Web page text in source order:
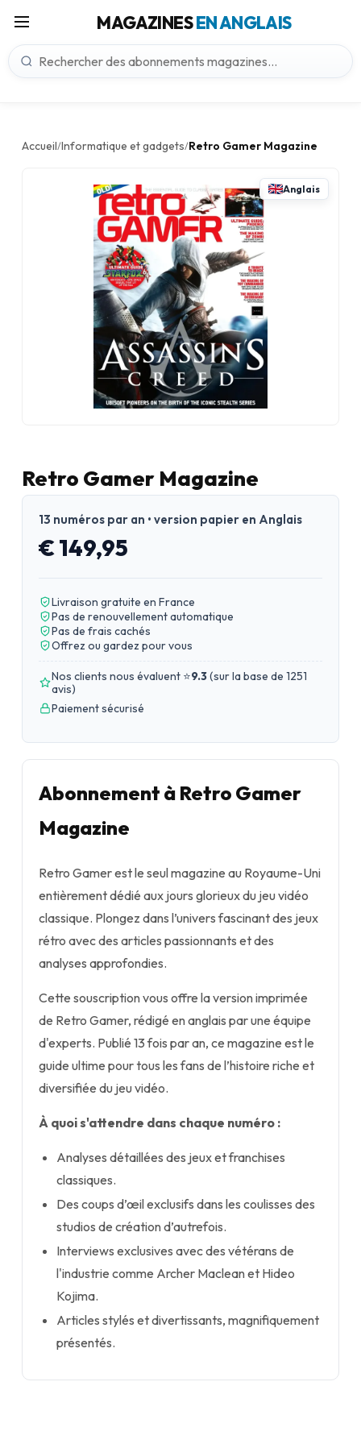
MAGAZINESEN ANGLAIS
Accueil/Informatique et gadgets/Retro Gamer Magazine
Anglais
Retro Gamer Magazine
13 numéros par an • version papier en Anglais
€ 149,95
Livraison gratuite en France
Pas de renouvellement automatique
Pas de frais cachés
Offrez ou gardez pour vous
Nos clients nous évaluent ⭐9.3(sur la base de 1251
avis)
Paiement sécurisé
Abonnement à Retro Gamer
Magazine
Retro Gamer est le seul magazine au Royaume-Uni
entièrement dédié aux jours glorieux du jeu vidéo
classique. Plongez dans l’univers fascinant des jeux
rétro avec des articles passionnants et des
analyses approfondies.
Cette souscription vous offre la version imprimée
de Retro Gamer, rédigé en anglais par une équipe
d'experts. Publié 13 fois par an, ce magazine est le
guide ultime pour tous les fans de l’histoire riche et
diversifiée du jeu vidéo.
À quoi s'attendre dans chaque numéro :
Analyses détaillées des jeux et franchises
classiques.
Des coups d’œil exclusifs dans les coulisses des
studios de création d’autrefois.
Interviews exclusives avec des vétérans de
l'industrie comme Archer Maclean et Hideo
Kojima.
Articles stylés et divertissants, magnifiquement
présentés.